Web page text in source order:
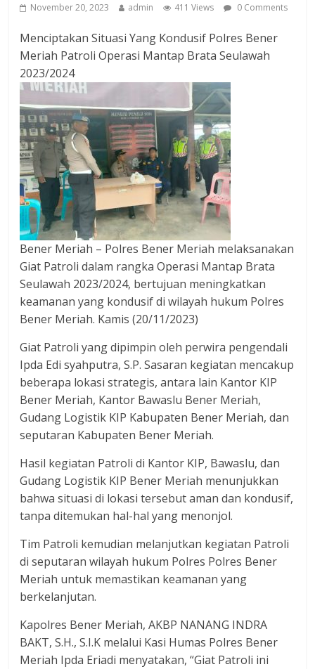
November 20, 2023 admin 411 Views 0 Comments
Menciptakan Situasi Yang Kondusif Polres Bener
Meriah Patroli Operasi Mantap Brata Seulawah
2023/2024
Bener Meriah – Polres Bener Meriah melaksanakan
Giat Patroli dalam rangka Operasi Mantap Brata
Seulawah 2023/2024, bertujuan meningkatkan
keamanan yang kondusif di wilayah hukum Polres
Bener Meriah. Kamis (20/11/2023)
Giat Patroli yang dipimpin oleh perwira pengendali
Ipda Edi syahputra, S.P. Sasaran kegiatan mencakup
beberapa lokasi strategis, antara lain Kantor KIP
Bener Meriah, Kantor Bawaslu Bener Meriah,
Gudang Logistik KIP Kabupaten Bener Meriah, dan
seputaran Kabupaten Bener Meriah.
Hasil kegiatan Patroli di Kantor KIP, Bawaslu, dan
Gudang Logistik KIP Bener Meriah menunjukkan
bahwa situasi di lokasi tersebut aman dan kondusif,
tanpa ditemukan hal-hal yang menonjol.
Tim Patroli kemudian melanjutkan kegiatan Patroli
di seputaran wilayah hukum Polres Polres Bener
Meriah untuk memastikan keamanan yang
berkelanjutan.
Kapolres Bener Meriah, AKBP NANANG INDRA
BAKT, S.H., S.I.K melalui Kasi Humas Polres Bener
Meriah Ipda Eriadi menyatakan, “Giat Patroli ini